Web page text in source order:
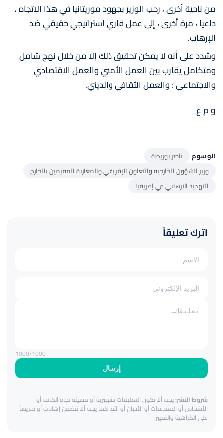
من ناحية أخرى ، رحب الوزير بجهود موريتانيا في هذا الاتجاه ،
داعيا ، مرة أخرى ، إلى عمل قاري استراتيجي حقيقي ضد
الإرهاب.
وشدد على أنه لا يمكن تحقيق ذلك إلا من خلال نهج شامل
ومتكامل يقارب بين العمل الأمني ​​والعمل الاقتصادي
والاجتماعي ؛ والعمل الثقافي والديني.
و م ع
الوسوم
ناصر بوريطة
وزير الشؤون الخارجية والتعاون الإفريقي والمغاربة المقيمين بالخارج
التهديد الإرهابي في إفريقيا
اترك تعليقاً
إرسال
1000/1000
شروط النشر:يجب ألا تكون التعليقات تشهيرية أو مسيئة تجاه الكاتب أو
الأشخاص أو المقدسات أو الأديان أو الله. كما يجب ألا تتضمن إهانات أو تحريضاً
على الكراهية والتمييز.